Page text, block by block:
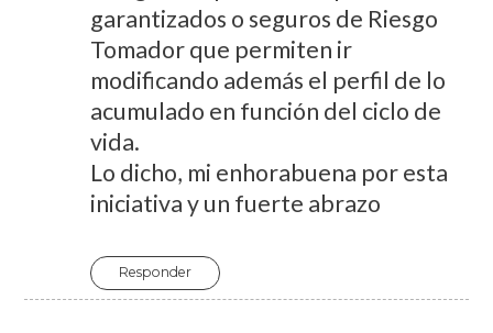
garantizados o seguros de Riesgo
Tomador que permiten ir
modificando además el perfil de lo
acumulado en función del ciclo de
vida.
Lo dicho, mi enhorabuena por esta
iniciativa y un fuerte abrazo
Responder